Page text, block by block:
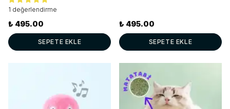
1 değerlendirme
₺ 495.00
SEPETE EKLE
₺ 495.00
SEPETE EKLE